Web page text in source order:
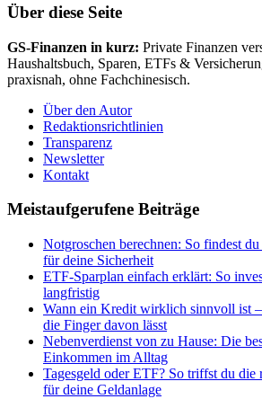
Über diese Seite
GS-Finanzen in kurz: Private Finanzen
Haushaltsbuch, Sparen, ETFs &
praxisnah, ohne Fachchinesisch.
Über den Autor
Redaktionsrichtlinien
Transparenz
Newsletter
Kontakt
Meistaufgerufene Beiträge
Notgroschen berechnen: So findest
für deine Sicherheit
ETF-Sparplan einfach erklärt: So
langfristig
Wann ein Kredit wirklich sinnvoll ist
die Finger davon lässt
Nebenverdienst von zu Hause: Die
Einkommen im Alltag
Tagesgeld oder ETF? So triffst du die
für deine Geldanlage